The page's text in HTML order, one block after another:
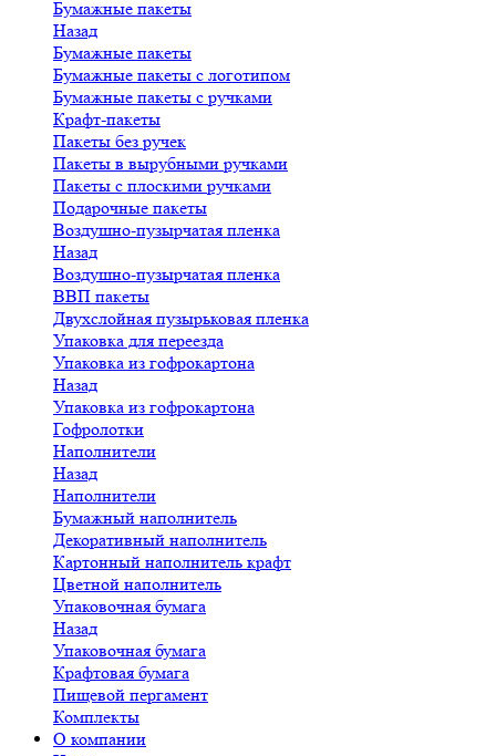
Бумажные пакеты
Назад
Бумажные пакеты
Бумажные пакеты с логотипом
Бумажные пакеты с ручками
Крафт-пакеты
Пакеты без ручек
Пакеты в вырубными ручками
Пакеты с плоскими ручками
Подарочные пакеты
Воздушно-пузырчатая пленка
Назад
Воздушно-пузырчатая пленка
ВВП пакеты
Двухслойная пузырьковая пленка
Упаковка для переезда
Упаковка из гофрокартона
Назад
Упаковка из гофрокартона
Гофролотки
Наполнители
Назад
Наполнители
Бумажный наполнитель
Декоративный наполнитель
Картонный наполнитель крафт
Цветной наполнитель
Упаковочная бумага
Назад
Упаковочная бумага
Крафтовая бумага
Пищевой пергамент
Комплекты
О компании